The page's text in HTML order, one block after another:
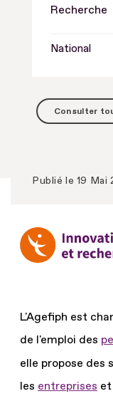
Recherche
National
Consulter
Publié le 19 Mai
L'Agefiph est
de l'emploi des
elle propose des
les entreprises et